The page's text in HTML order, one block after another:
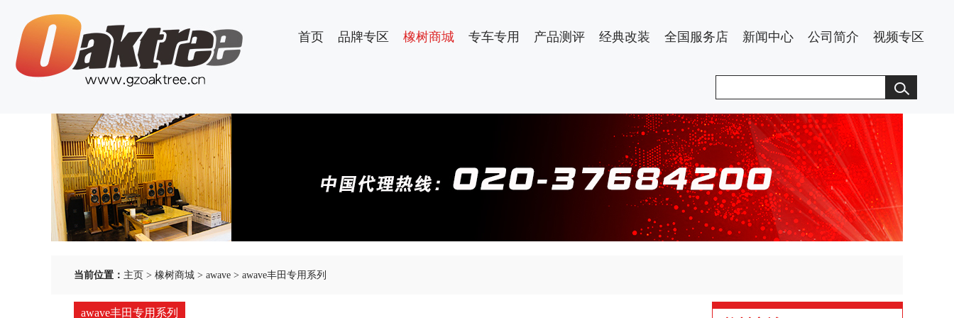
首页 品牌专区 橡树商城 专车专用 产品测评 经典改装 全国服务店 新闻中心 公司简介 视频专区
当前位置： 主页 > 橡树商城 > awave > awave丰田专用系列
awave丰田专用系列